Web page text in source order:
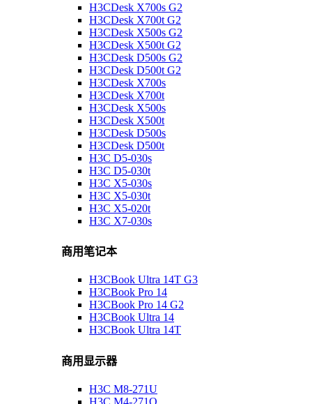
H3CDesk X700s G2
H3CDesk X700t G2
H3CDesk X500s G2
H3CDesk X500t G2
H3CDesk D500s G2
H3CDesk D500t G2
H3CDesk X700s
H3CDesk X700t
H3CDesk X500s
H3CDesk X500t
H3CDesk D500s
H3CDesk D500t
H3C D5-030s
H3C D5-030t
H3C X5-030s
H3C X5-030t
H3C X5-020t
H3C X7-030s
商用笔记本
H3CBook Ultra 14T G3
H3CBook Pro 14
H3CBook Pro 14 G2
H3CBook Ultra 14
H3CBook Ultra 14T
商用显示器
H3C M8-271U
H3C M4-271Q